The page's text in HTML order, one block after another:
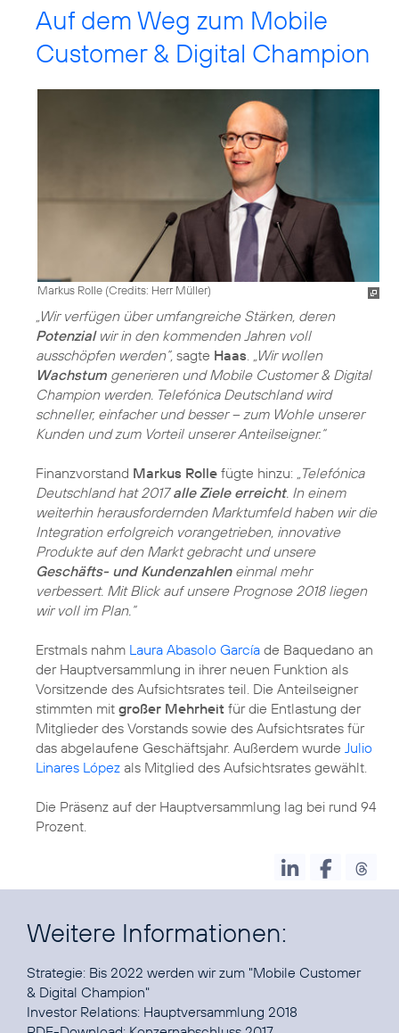
Auf dem Weg zum Mobile
Customer & Digital Champion
Markus Rolle (Credits: Herr Müller)
„Wir verfügen über umfangreiche Stärken, deren
Potenzialwir in den kommenden Jahren voll
ausschöpfen werden“, sagte Haas. „Wir wollen
Wachstum generieren und Mobile Customer & Digital
Champion werden. Telefónica Deutschland wird
schneller, einfacher und besser – zum Wohle unserer
Kunden und zum Vorteil unserer Anteilseigner.“
Finanzvorstand Markus Rolle fügte hinzu: „Telefónica
Deutschland hat 2017alle Ziele erreicht. In einem
weiterhin herausfordernden Marktumfeld haben wir die
Integration erfolgreich vorangetrieben, innovative
Produkte auf den Markt gebracht und unsere
Geschäfts- und Kundenzahleneinmal mehr
verbessert. Mit Blick auf unsere Prognose 2018 liegen
wir voll im Plan.“
Erstmals nahm Laura Abasolo García de Baquedano an
der Hauptversammlung in ihrer neuen Funktion als
Vorsitzende des Aufsichtsrates teil. Die Anteilseigner
stimmten mit großer Mehrheit für die Entlastung der
Mitglieder des Vorstands sowie des Aufsichtsrates für
das abgelaufene Geschäftsjahr. Außerdem wurde Julio
Linares López als Mitglied des Aufsichtsrates gewählt.
Die Präsenz auf der Hauptversammlung lag bei rund 94
Prozent.
Weitere Informationen:
Strategie: Bis 2022 werden wir zum "Mobile Customer
& Digital Champion"
Investor Relations: Hauptversammlung 2018